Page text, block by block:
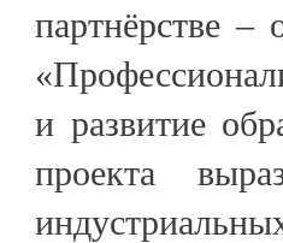
партнёрстве –
и развитие
проекта